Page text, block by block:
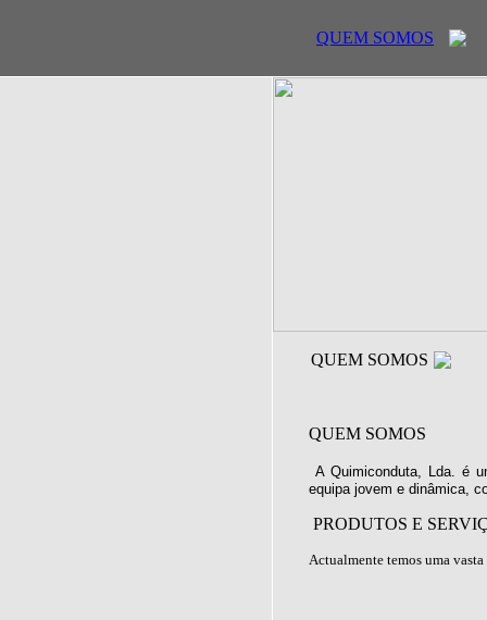
QUEM SOMOS
QUEM SOMOS
QUEM SOMOS
A Quimiconduta, Lda. é
equipa jovem e dinâmica,
PRODUTOS E
Actualmente temos uma